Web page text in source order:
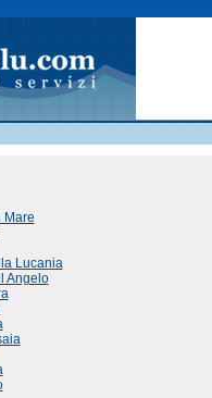
Giardinieri
Idraulici
Parquet
Mare
Lucania
Angelo